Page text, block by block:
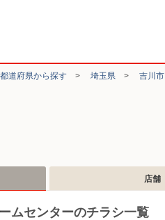
都道府県から探す > 埼玉県 > 吉川市
店舗
ムセンターのチラシ一覧